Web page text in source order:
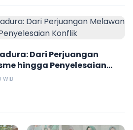
Dari Perjuangan
hingga Penyelesaian
WIB